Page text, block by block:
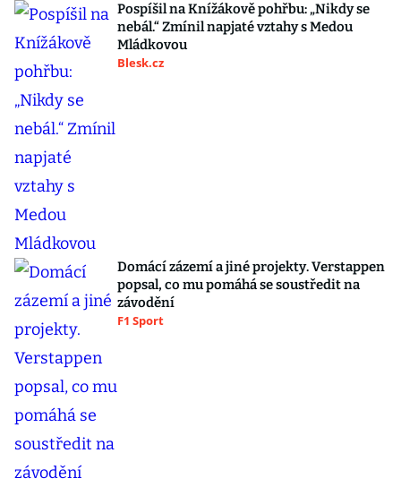
Pospíšil na Knížákově pohřbu: „Nikdy se
nebál.“ Zmínil napjaté vztahy s Medou
Mládkovou
Blesk.cz
Domácí zázemí a jiné projekty. Verstappen
popsal, co mu pomáhá se soustředit na
závodění
F1 Sport